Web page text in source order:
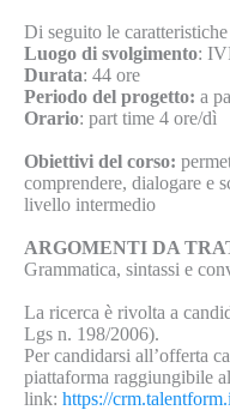
Di seguito le
Luogo di svolgimento:
Durata: 44 ore
Periodo del progetto: a
Orario: part time 4 ore/dì
Obiettivi del corso:
comprendere, dialogare e
livello intermedio
ARGOMENTI DA
Grammatica, sintassi e
La ricerca è rivolta a
Lgs n. 198/2006).
Per candidarsi all’offerta
piattaforma raggiungibile al
link: https://